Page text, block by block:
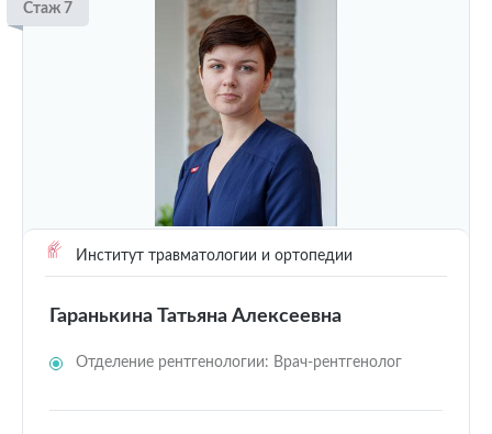
Стаж 7
Институт травматологии и ортопедии
Гаранькина Татьяна Алексеевна
Отделение рентгенологии: Врач-рентгенолог